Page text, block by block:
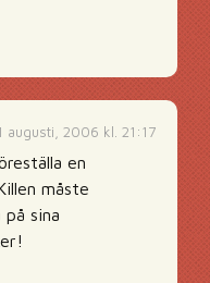
augusti, 2006 kl. 21:17
en
måste
sina